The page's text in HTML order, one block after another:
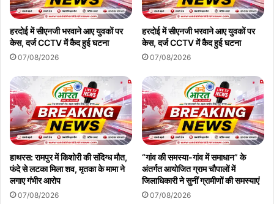
हरदोई में सीएनजी भरवाने आए युवकों पर
केस, दर्ज CCTV में कैद हुई घटना
07/08/2026
हरदोई में सीएनजी भरवाने आए युवकों पर
केस, दर्ज CCTV में कैद हुई घटना
07/08/2026
हाथरस: रामपुर में किशोरी की संदिग्ध मौत,
फंदे से लटका मिला शव, मृतका के मामा ने
लगाए गंभीर आरोप
07/08/2026
“गांव की समस्या-गांव में समाधान” के
अंतर्गत आयोजित ग्राम चौपालों में
जिलाधिकारी ने सुनीं ग्रामीणों की समस्याएं
07/08/2026